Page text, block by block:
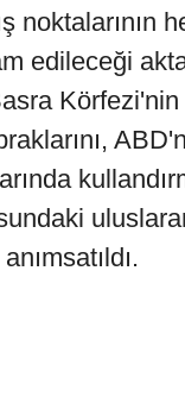
noktalarının
edileceği